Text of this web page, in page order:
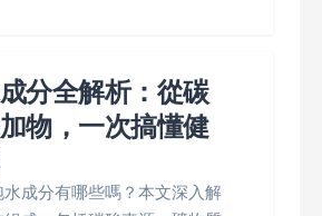
分全解析：從碳
物，一次搞懂健
成分有哪些嗎？本文深入解